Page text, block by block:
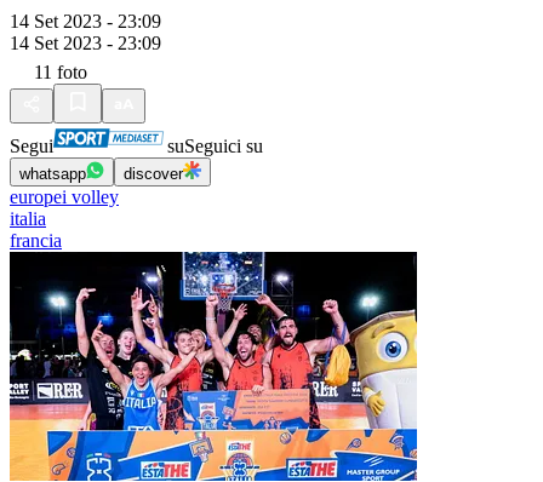
14 Set 2023 - 23:09
14 Set 2023 - 23:09
11 foto
Segui suSeguici su
whatsapp discover
europei volley
italia
francia